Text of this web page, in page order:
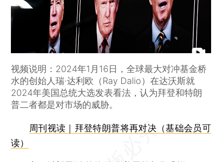
视频说明：2024年1月16日，全球最大对冲基金桥
水的创始人瑞·达利欧（Ray Dalio）在达沃斯就
2024年美国总统大选发表看法，认为拜登和特朗
普二者都是对市场的威胁。
周刊视读｜拜登特朗普将再对决（基础会员可
读）